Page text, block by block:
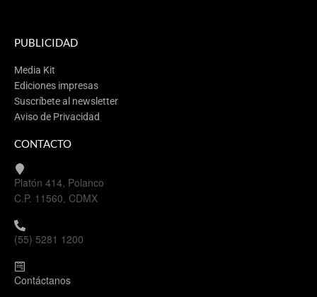
PUBLICIDAD
Media Kit
Ediciones impresas
Suscríbete al newsletter
Aviso de Privacidad
CONTACTO
Platón 414, Polanco
C.P. 11560, CDMX
(55) 5281 1200
Contáctanos